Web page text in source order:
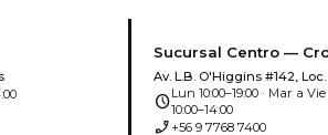
Sucursal Centro —
Av. L.B. O'Higgins #142, Loc.
scheduleLun 10:00–19:00 · Mar a Vie
10:00–14:00
phone_enabled +56 9 7768 7400